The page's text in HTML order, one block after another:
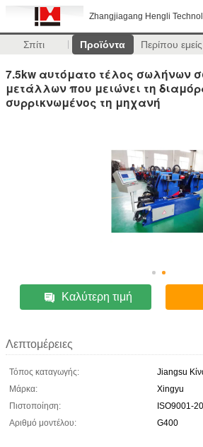
Zhangjiagang Hengli
Σπίτι Προϊόντα Περίπου εμείς
7.5kw αυτόματο τέλος σωλήνων
μετάλλων που μειώνει τη
συρρικνωμένος τη μηχανή
Καλύτερη τιμή
Λεπτομέρειες
Τόπος καταγωγής:
Jiangsu
Μάρκα:
Xingyu
Πιστοποίηση:
ISO9001-
Αριθμό μοντέλου:
G400